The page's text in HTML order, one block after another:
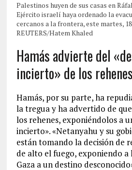
Palestinos huyen de sus casas en
Ejército israelí haya ordenado la
cercanos a la frontera, este martes,
REUTERS/Hatem Khaled
Hamás advierte del
incierto» de los rehenes
Hamás, por su parte, ha
la tregua y ha advertido de
los rehenes, exponiéndolos a
incierto». «Netanyahu y su
están tomando la decisión de
de alto el fuego, exponiendo a
Gaza a un destino